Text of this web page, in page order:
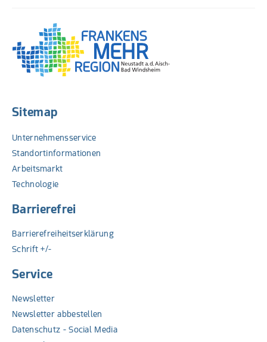
Sitemap
Unternehmensservice
Standortinformationen
Arbeitsmarkt
Technologie
Barrierefrei
Barrierefreiheitserklärung
Schrift +/-
Service
Newsletter
Newsletter abbestellen
Datenschutz - Social Media